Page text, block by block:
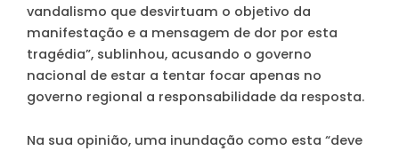
vandalismo que desvirtuam o objetivo da
manifestação e a mensagem de dor por esta
tragédia”, sublinhou, acusando o governo
nacional de estar a tentar focar apenas no
governo regional a responsabilidade da resposta.
Na sua opinião, uma inundação como esta “deve